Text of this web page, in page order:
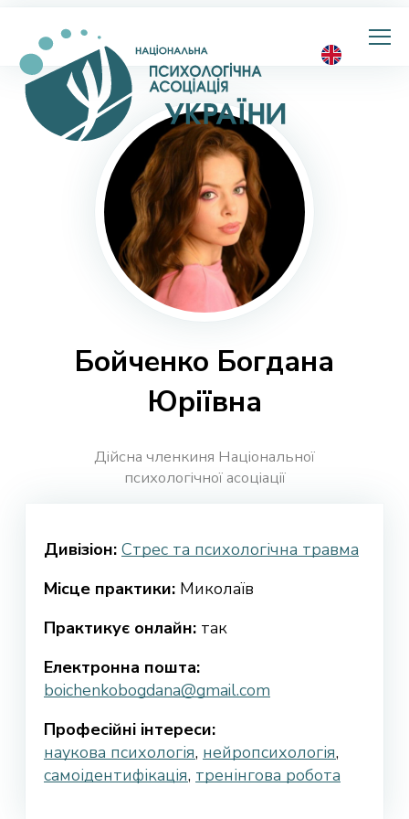
Національна
психологічна
Бойченко Богдана
Юріївна
Дійсна членкиня Національної
психологічної асоціації
Дивізіон: Стрес та психологічна травма
Місце практики: Миколаїв
Практикує онлайн: так
Електронна пошта:
boichenkobogdana@gmail.com
Професійні інтереси:
наукова психологія, нейропсихологія,
самоідентифікація, тренінгова робота